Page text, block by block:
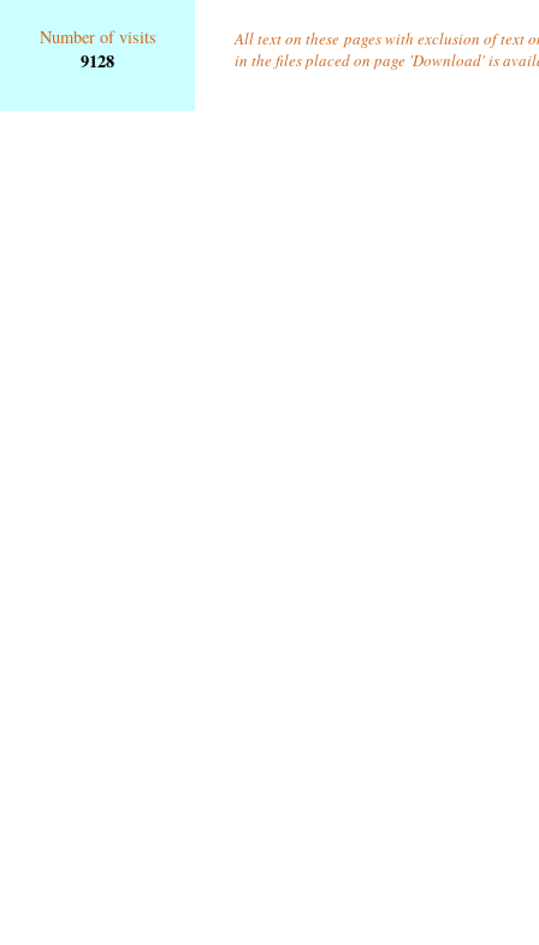
Number of visits
9128
All text on these pages with exclusion of text
in the files placed on page 'Download' is